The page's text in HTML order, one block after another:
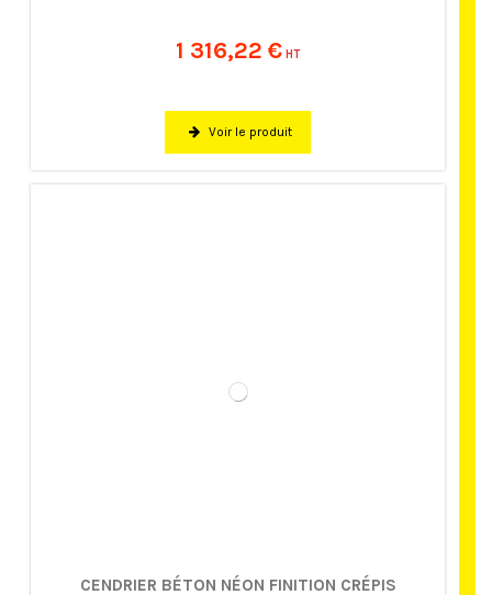
1 316,22 € HT
Voir le produit
CENDRIER BÉTON NÉON FINITION CRÉPIS